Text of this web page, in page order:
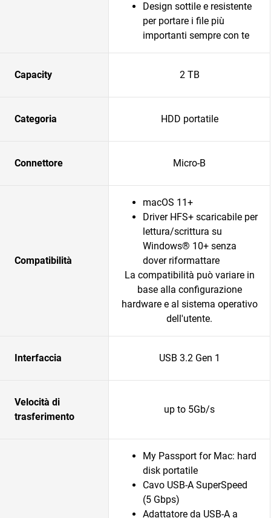
Design sottile e resistente
per portare i file più
importanti sempre con te
Capacity 2 TB
Categoria HDD portatile
Connettore Micro-B
Compatibilità
macOS 11+
Driver HFS+ scaricabile per
lettura/scrittura su
Windows® 10+ senza
dover riformattare
La compatibilità può variare in
base alla configurazione
hardware e al sistema operativo
dell'utente.
Interfaccia USB 3.2 Gen 1
Velocità di
trasferimento
up to 5Gb/s
My Passport for Mac: hard
disk portatile
Cavo USB-A SuperSpeed
(5 Gbps)
Adattatore da USB-A a